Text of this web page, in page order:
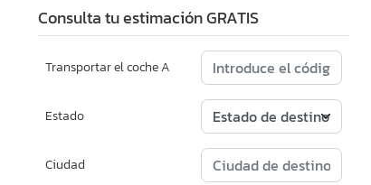
Consulta tu estimación GRATIS
Transportar el coche A
Estado
Ciudad